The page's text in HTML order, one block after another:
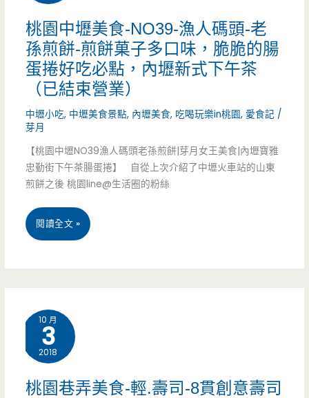
重
新
獲
得
所
的
營
養
素
(邀
拍，
獨
特
創
新
生
乳
好
桃園中壢美食-NO39-漁人碼頭-老
孫煎餅-煎餅菓子多口味，脆脆的腸
蛋捲好吃必點，內壢新式下午茶
（已結束營業）
中壢小吃, 中壢美食景點, 內壢美食, 吃喝玩樂in桃園, 愛食記 /
芽月
【桃園中壢NO39漁人碼頭老孫煎餅|芽月女王美食|內壢寶雅
忠勤街下午茶腸蛋捲】 自從上次介紹了中壢火車站的山東
煎餅之後 桃園line@生活圈的粉絲
桃
美
食-
NO39-
閱讀全文 »
10 月
3
2018
桃園巷弄美食-輕.壽司-8貫創意壽司